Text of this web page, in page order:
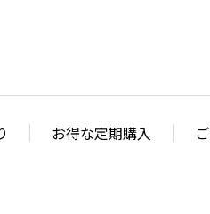
お得な定期購入